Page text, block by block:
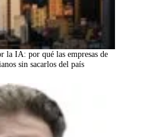
la IA: por qué las empresas de
sin sacarlos del país